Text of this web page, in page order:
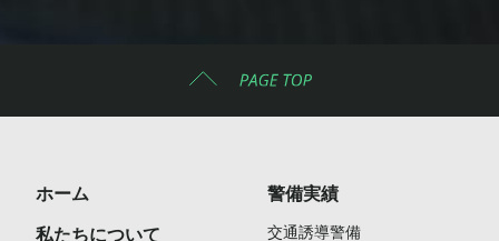
ホーム
私たちについて
警備実績
交通誘導警備